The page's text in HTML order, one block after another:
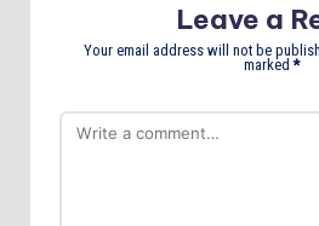
Leave a
Your email address will not be
marked*